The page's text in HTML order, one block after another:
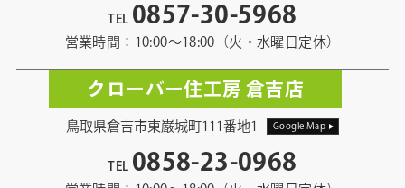
TEL 0857-30-5968
営業時間：10:00〜18:00（火・水曜日定休）
クローバー住工房 倉吉店
鳥取県倉吉市東巌城町111番地1 Google Map
TEL 0858-23-0968